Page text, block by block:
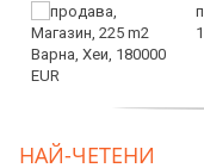
НАЙ-ЧЕТЕНИ